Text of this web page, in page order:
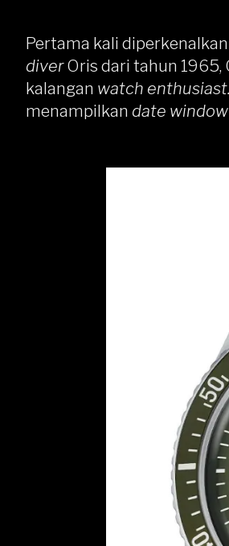
Pertama kali
diverOris dari tahun 1965,
kalangan watch enthusiast.
menampilkan date window